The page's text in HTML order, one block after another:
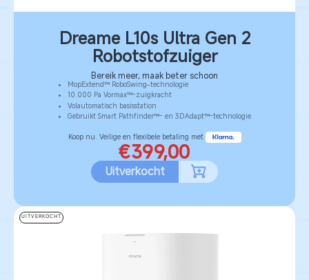
Dreame L10s Ultra Gen 2
Robotstofzuiger
Bereik meer, maak beter schoon
MopExtend™ RoboSwing-technologie
10.000 Pa Vormax™-zuigkracht
Volautomatisch basisstation
Gebruikt Smart Pathfinder™- en 3DAdapt™-technologie
Koop nu. Veilige en flexibele betaling met
€399,00
Uitverkocht
UITVERKOCHT